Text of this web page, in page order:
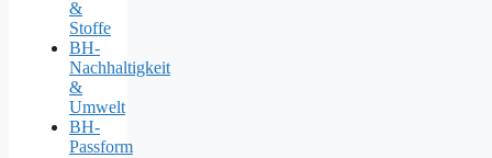
&
Stoffe
BH-
Nachhaltigkeit
&
Umwelt
BH-
Passform